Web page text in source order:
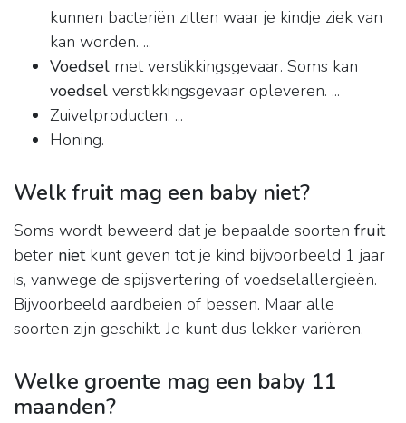
kunnen bacteriën zitten waar je kindje ziek van
kan worden. ...
Voedsel met verstikkingsgevaar. Soms kan
voedsel verstikkingsgevaar opleveren. ...
Zuivelproducten. ...
Honing.
Welk fruit mag een baby niet?
Soms wordt beweerd dat je bepaalde soorten fruit
beter nietkunt geven tot je kind bijvoorbeeld 1 jaar
is, vanwege de spijsvertering of voedselallergieën.
Bijvoorbeeld aardbeien of bessen. Maar alle
soorten zijn geschikt. Je kunt dus lekker variëren.
Welke groente mag een baby 11
maanden?